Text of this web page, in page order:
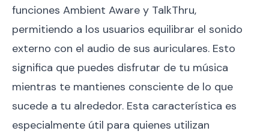
funciones Ambient Aware y TalkThru,
permitiendo a los usuarios equilibrar el sonido
externo con el audio de sus auriculares. Esto
significa que puedes disfrutar de tu música
mientras te mantienes consciente de lo que
sucede a tu alrededor. Esta característica es
especialmente útil para quienes utilizan